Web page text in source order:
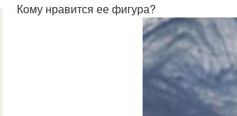
Кому нравится ее фигура?